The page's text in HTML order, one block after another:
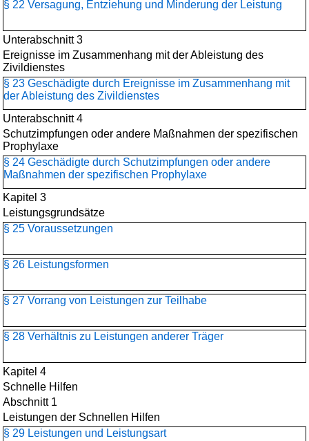
§ 22 Versagung, Entziehung und Minderung der Leistung
Unterabschnitt 3
Ereignisse im Zusammenhang mit der Ableistung des
Zivildienstes
§ 23 Geschädigte durch Ereignisse im Zusammenhang mit
der Ableistung des Zivildienstes
Unterabschnitt 4
Schutzimpfungen oder andere Maßnahmen der spezifischen
Prophylaxe
§ 24 Geschädigte durch Schutzimpfungen oder andere
Maßnahmen der spezifischen Prophylaxe
Kapitel 3
Leistungsgrundsätze
§ 25 Voraussetzungen
§ 26 Leistungsformen
§ 27 Vorrang von Leistungen zur Teilhabe
§ 28 Verhältnis zu Leistungen anderer Träger
Kapitel 4
Schnelle Hilfen
Abschnitt 1
Leistungen der Schnellen Hilfen
§ 29 Leistungen und Leistungsart